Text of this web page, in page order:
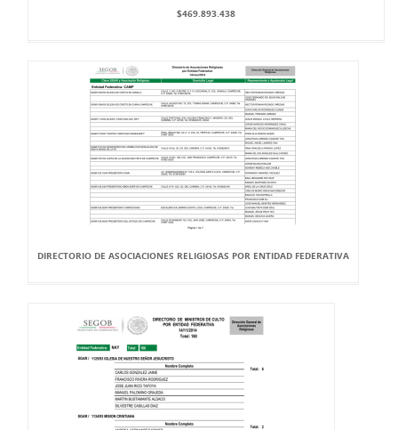
$469.893.438
DIRECTORIO DE ASOCIACIONES RELIGIOSAS POR ENTIDAD FEDERATIVA